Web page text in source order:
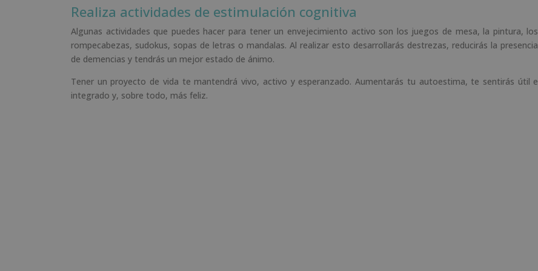
Realiza actividades de estimulación cognitiva
Algunas actividades que puedes hacer para tener un envejecimiento activo son los juegos de mesa, la pintura, los
rompecabezas, sudokus, sopas de letras o mandalas. Al realizar esto desarrollarás destrezas, reducirás la presencia
de demencias y tendrás un mejor estado de ánimo.
Tener un proyecto de vida te mantendrá vivo, activo y esperanzado. Aumentarás tu autoestima, te sentirás útil e
integrado y, sobre todo, más feliz.